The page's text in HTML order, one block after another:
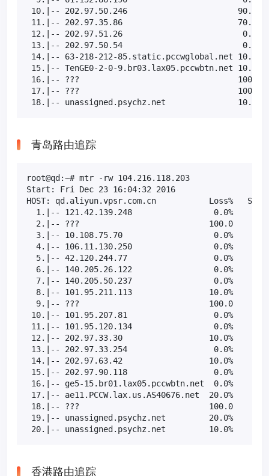
10.|-- 202.97.50.246
11.|-- 202.97.35.86                        70.0%
12.|-- 202.97.51.26                         0.0%
13.|-- 202.97.50.54                         0.0%
14.|-- 63-218-212-85.static.pccwglobal.net
15.|-- TenGE0-2-0-9.br03.lax05.pccwbtn.net
16.|-- ???                                 100.0
17.|-- ???                                 100.0
18.|-- unassigned.psychz.net               10.0%
青岛路由追踪
root@qd:~# mtr -rw 104.216.118.203
Start: Fri Dec 23 16:04:32 2016
HOST: qd.aliyun.vpsr.com.cn           Loss%   Snt
1.|-- 121.42.139.248                 0.0%    10
2.|-- ???                           100.0    10
3.|-- 10.108.75.70                   0.0%    10
4.|-- 106.11.130.250                 0.0%    10
5.|-- 42.120.244.77                  0.0%    10
6.|-- 140.205.26.122                 0.0%    10
7.|-- 140.205.50.237                 0.0%    10
8.|-- 101.95.211.113                10.0%    10
9.|-- ???                           100.0    10
10.|-- 101.95.207.81                  0.0%    10
11.|-- 101.95.120.134                 0.0%    10
12.|-- 202.97.33.30                  10.0%    10
13.|-- 202.97.33.254                  0.0%    10
14.|-- 202.97.63.42                  10.0%    10
15.|-- 202.97.90.118                  0.0%    10
16.|-- ge5-15.br01.lax05.pccwbtn.net  0.0%    10
17.|-- ae11.PCCW.lax.us.AS40676.net  20.0%
18.|-- ???                           100.0    10
19.|-- unassigned.psychz.net         20.0%    10
20.|-- unassigned.psychz.net         10.0%    10
香港路由追踪